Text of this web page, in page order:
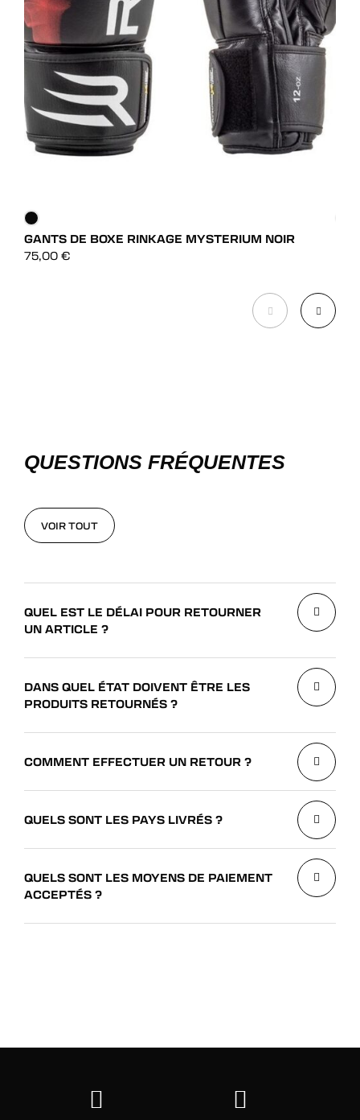
GANTS DE BOXE RINKAGE MYSTERIUM NOIR
75,00 €
QUESTIONS FRÉQUENTES
VOIR TOUT
QUEL EST LE DÉLAI POUR RETOURNER
UN ARTICLE ?
DANS QUEL ÉTAT DOIVENT ÊTRE LES
PRODUITS RETOURNÉS ?
COMMENT EFFECTUER UN RETOUR ?
QUELS SONT LES PAYS LIVRÉS ?
QUELS SONT LES MOYENS DE PAIEMENT
ACCEPTÉS ?